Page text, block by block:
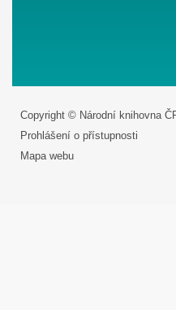
Copyright © Národní knihovna
Prohlášení o přístupnosti
Mapa webu